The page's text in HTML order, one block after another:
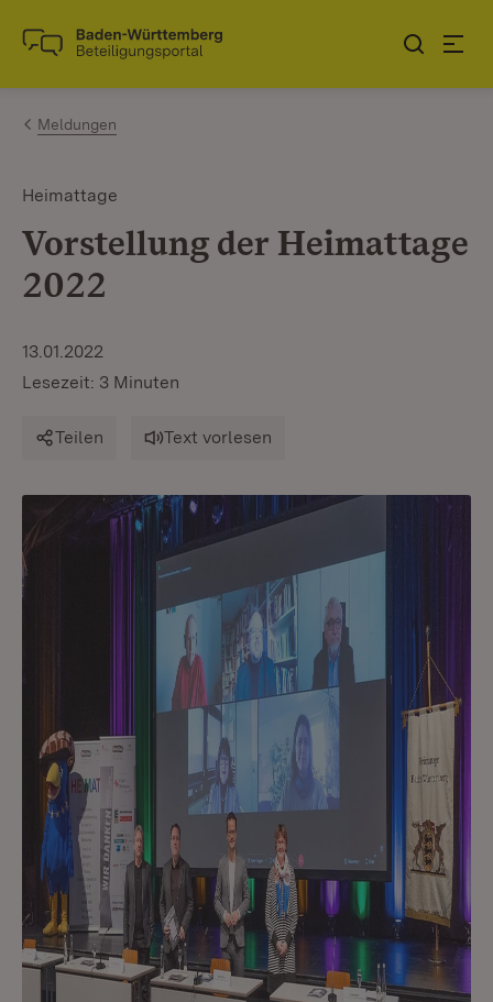
Zum Inhalt springen
Link zur Startseite
Meldungen
Heimattage
Vorstellung der Heimattage
2022
13.01.2022
Lesezeit: 3 Minuten
Teilen Text vorlesen